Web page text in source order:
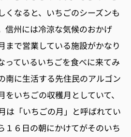
くなると、いちごのシーズンも
信州には冷涼な気候のおかげ
まで営業している施設がかなり
っているいちごを食べに来てみ
南に生活する先住民のアルゴン
いちごの収穫月としていて、
は「いちごの月」と呼ばれてい
１６日の朝にかけてがそのいち